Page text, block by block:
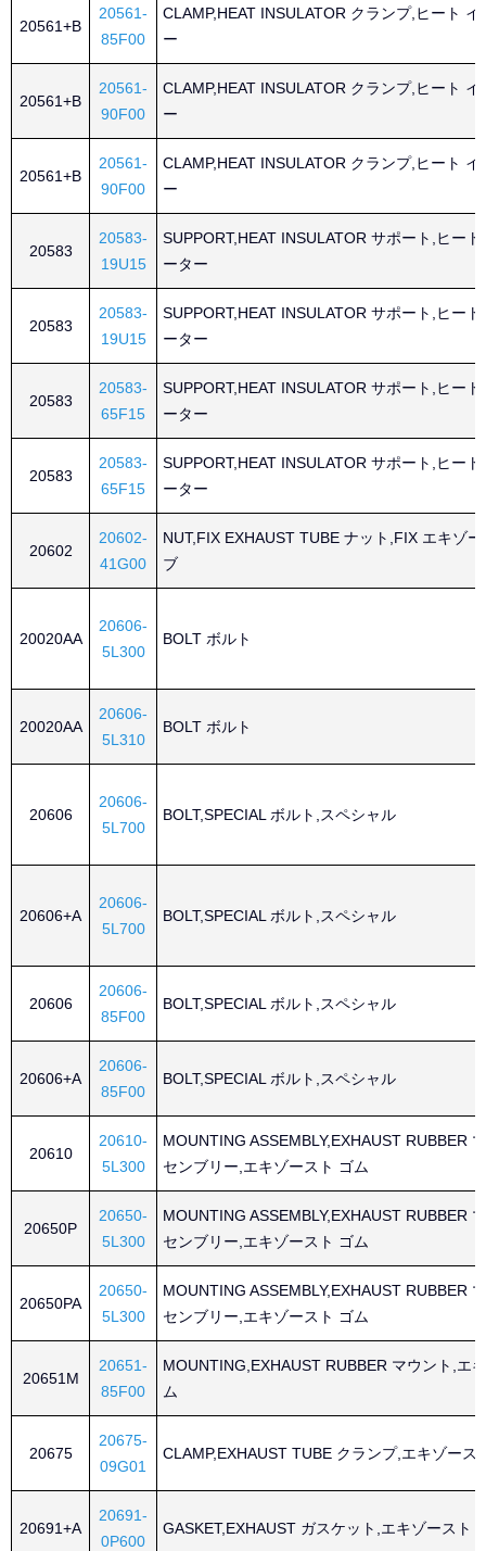
20561+B
20561-
85F00
CLAMP,HEAT INSULATOR クランプ,ヒート
ー
20561+B
20561-
90F00
CLAMP,HEAT INSULATOR クランプ,ヒート
ー
20561+B
20561-
90F00
CLAMP,HEAT INSULATOR クランプ,ヒート
ー
20583
20583-
19U15
SUPPORT,HEAT INSULATOR サポート,ヒー
ーター
20583
20583-
19U15
SUPPORT,HEAT INSULATOR サポート,ヒー
ーター
20583
20583-
65F15
SUPPORT,HEAT INSULATOR サポート,ヒー
ーター
20583
20583-
65F15
SUPPORT,HEAT INSULATOR サポート,ヒー
ーター
20602
20602-
41G00
NUT,FIX EXHAUST TUBE ナット,FIX エキゾ
ブ
20020AA
20606-
5L300
BOLT ボルト
20020AA
20606-
5L310
BOLT ボルト
20606
20606-
5L700
BOLT,SPECIAL ボルト,スペシャル
20606+A
20606-
5L700
BOLT,SPECIAL ボルト,スペシャル
20606
20606-
85F00
BOLT,SPECIAL ボルト,スペシャル
20606+A
20606-
85F00
BOLT,SPECIAL ボルト,スペシャル
20610
20610-
5L300
MOUNTING ASSEMBLY,EXHAUST RUBBER
センブリー,エキゾースト ゴム
20650P
20650-
5L300
MOUNTING ASSEMBLY,EXHAUST RUBBER
センブリー,エキゾースト ゴム
20650PA
20650-
5L300
MOUNTING ASSEMBLY,EXHAUST RUBBER
センブリー,エキゾースト ゴム
20651M
20651-
85F00
MOUNTING,EXHAUST RUBBER マウント,エ
ム
20675
20675-
09G01
CLAMP,EXHAUST TUBE クランプ,エキゾース
20691+A
20691-
0P600
GASKET,EXHAUST ガスケット,エキゾースト